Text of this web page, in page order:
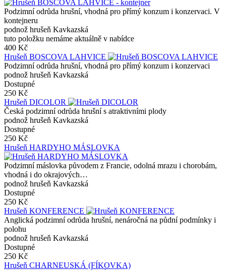
Podzimní odrůda hrušní, vhodná pro přímý konzum i konzervaci. V
kontejneru
podnož hrušeň Kavkazská
tuto položku nemáme aktuálně v nabídce
400 Kč
Hrušeň BOSCOVA LAHVICE
Podzimní odrůda hrušní, vhodná pro přímý konzum i konzervaci
podnož hrušeň Kavkazská
Dostupné
250 Kč
Hrušeň DICOLOR
Česká podzimní odrůda hrušní s atraktivními plody
podnož hrušeň Kavkazská
Dostupné
250 Kč
Hrušeň HARDYHO MÁSLOVKA
Podzimní máslovka původem z Francie, odolná mrazu i chorobám,
vhodná i do okrajových…
podnož hrušeň Kavkazská
Dostupné
250 Kč
Hrušeň KONFERENCE
Anglická podzimní odrůda hrušní, nenáročná na půdní podmínky i
polohu
podnož hrušeň Kavkazská
Dostupné
250 Kč
Hrušeň CHARNEUSKÁ (FÍKOVKA)